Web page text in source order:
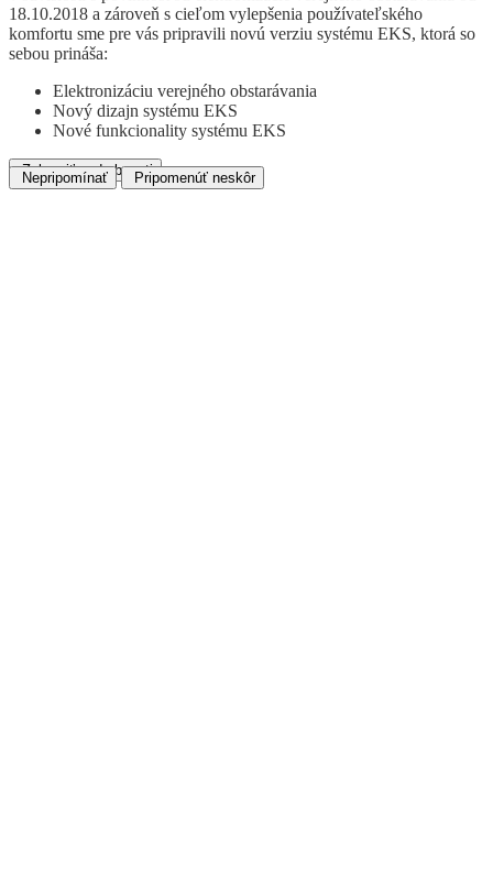
18.10.2018 a zároveň s cieľom vylepšenia používateľského
komfortu sme pre vás pripravili novú verziu systému EKS, ktorá so
sebou prináša:
Elektronizáciu verejného obstarávania
Nový dizajn systému EKS
Nové funkcionality systému EKS
Zobraziť podrobnosti
Nepripomínať Pripomenúť neskôr